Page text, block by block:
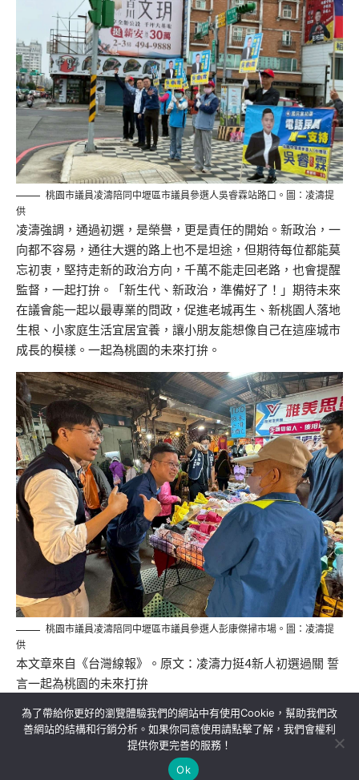
桃園市議員凌濤陪同中壢區市議員參選人吳睿霖站路口。圖：凌濤提
供
凌濤強調，通過初選，是榮譽，更是責任的開始。新政治，一
向都不容易，通往大選的路上也不是坦途，但期待每位都能莫
忘初衷，堅持走新的政治方向，千萬不能走回老路，也會提醒
監督，一起打拚。「新生代、新政治，準備好了！」期待未來
在議會能一起以最專業的問政，促進老城再生、新桃園人落地
生根、小家庭生活宜居宜養，讓小朋友能想像自己在這座城市
成長的模樣。一起為桃園的未來打拚。
桃園市議員凌濤陪同中壢區市議員參選人彭康傑掃市場。圖：凌濤提
供
本文章來自《台灣線報》。原文： 凌濤力挺4新人初選過關 誓
言一起為桃園的未來打拚
關於我們 隱私權政策 聯絡我們
為了帶給你更好的瀏覽體驗我們的網站中有使用Cookie，幫助我們改
善網站的結構和行銷分析。如果你同意使用請點擊了解，我們會權利
提供你更完善的服務！
Ok